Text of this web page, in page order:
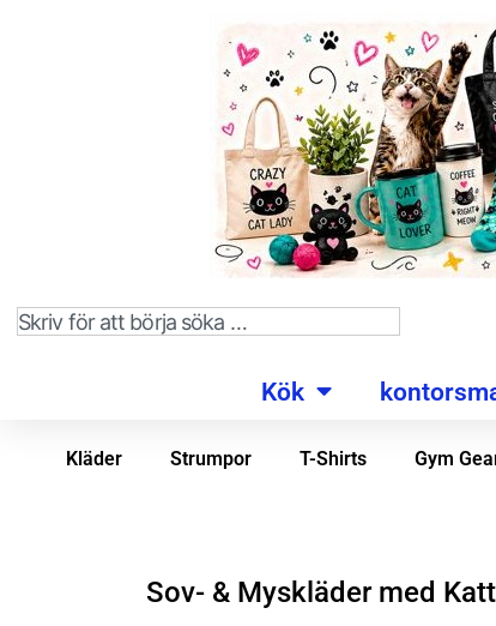
Kök
Kläder Strumpor T-Shirts Gym
Sov- & Myskläder med